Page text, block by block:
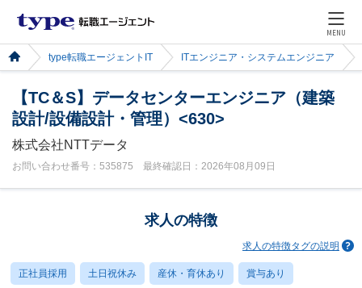
MENU
type転職エージェントIT ITエンジニア・システムエンジニア
【TC＆S】データセンターエンジニア（建築
設計/設備設計・管理）<630>
株式会社NTTデータ
お問い合わせ番号：535875 最終確認日：2026年08月09日
求人の特徴
求人の特徴タグの説明
正社員採用 土日祝休み 産休・育休あり 賞与あり